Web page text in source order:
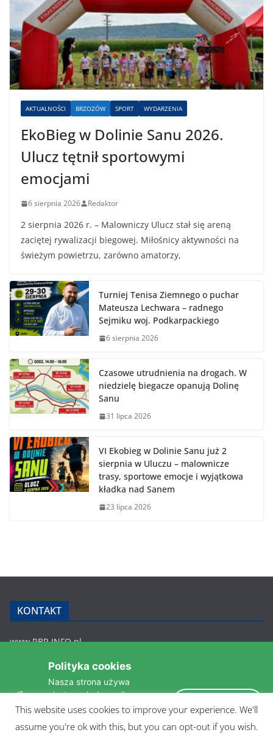
AKTUALNOŚCI BRZOZÓW SPORT WYDARZENIA
EkoBieg w Dolinie Sanu 2026.
Ulucz tętnił sportowymi
emocjami
6 sierpnia 2026 Redaktor
2 sierpnia 2026 r. – Malowniczy Ulucz stał się areną
zaciętej rywalizacji biegowej. Miłośnicy aktywności na
świeżym powietrzu, zarówno amatorzy,
Turniej Tenisa Ziemnego o puchar
Mateusza Lechwara – radnego
Sejmiku woj. Podkarpackiego
6 sierpnia 2026
Czasowe utrudnienia na drogach. W
niedzielę biegacze opanują Dolinę
Sanu
31 lipca 2026
VI Ekobieg w Dolinie Sanu już 2
sierpnia w Uluczu – malownicze
trasy, sportowe emocje i wyjątkowa
kładka nad Sanem
23 lipca 2026
KONTAKT
www.RBR.INFO.pl
36-200 Brzozów
rbr.info.pl@gmail.com
POLITYKA PRYWATNOŚCI
This website uses cookies to improve your experience. We'll
assume you're ok with this, but you can opt-out if you wish.
Polityka cookies
Nasza strona używa
ciasteczek do analizy
statystyk i zapewnienia
pomiędzi wizytami.
Akceptuję